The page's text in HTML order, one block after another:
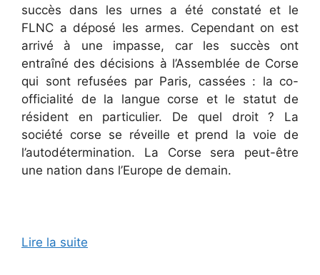
succès dans les urnes a été constaté et le
FLNC a déposé les armes. Cependant on est
arrivé à une impasse, car les succès ont
entraîné des décisions à l’Assemblée de Corse
qui sont refusées par Paris, cassées : la co-
officialité de la langue corse et le statut de
résident en particulier. De quel droit ? La
société corse se réveille et prend la voie de
l’autodétermination. La Corse sera peut-être
une nation dans l’Europe de demain.
Lire la suite